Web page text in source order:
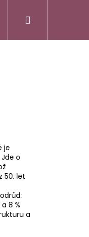
je
o
50. let
8 %
a